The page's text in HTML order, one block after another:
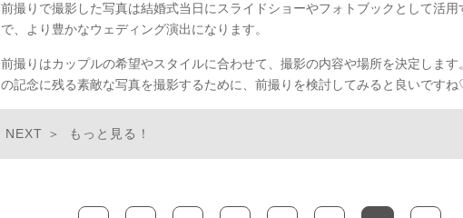
前撮りで撮影した写真は結婚式当日にスライドショーやフォトブックとして活用
で、より豊かなウェディング演出になります。
前撮りはカップルの希望やスタイルに合わせて、撮影の内容や場所を決定します
の記念に残る素敵な写真を撮影するために、前撮りを検討してみると良いです
もっと見る！